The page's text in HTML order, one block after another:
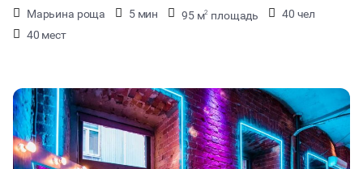
Марьина роща 5 мин 95 м2 площадь
40 чел
40 мест